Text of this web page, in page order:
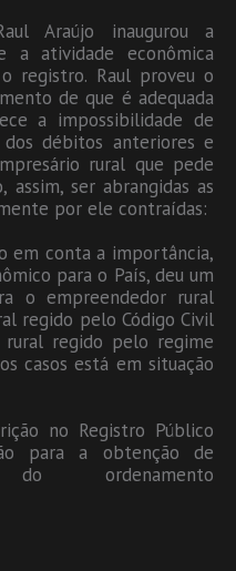
Araújo inaugurou a
a atividade econômica
registro. Raul proveu o
de que é adequada
a impossibilidade de
débitos anteriores e
rural que pede
assim, ser abrangidas as
por ele contraídas:
em conta a importância,
para o País, deu um
o empreendedor rural
regido pelo Código Civil
regido pelo regime
casos está em situação
no Registro Público
para a obtenção de
ordenamento